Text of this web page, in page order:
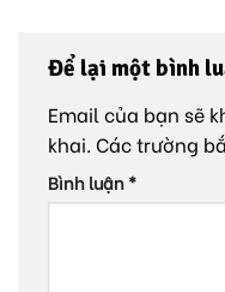
Để lại một bình
Email của bạn sẽ
khai. Các trường
Bình luận*